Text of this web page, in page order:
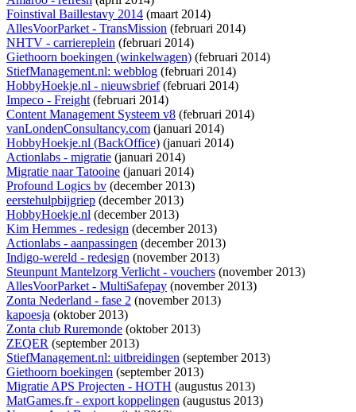
Foinstival Baillestavy 2014 (maart 2014)
AllesVoorParket - TransMission (februari 2014)
NHTV - carriereplein (februari 2014)
Giethoorn boekingen (winkelwagen) (februari 2014)
StiefManagement.nl: webblog (februari 2014)
HobbyHoekje.nl - nieuwsbrief(februari 2014)
Impeco - Freight(februari 2014)
Content Management Systeem v8 (februari 2014)
vanLondenConsultancy.com (januari 2014)
HobbyHoekje.nl (BackOffice) (januari 2014)
Actionlabs - migratie (januari 2014)
Migratie naar Tatooine (januari 2014)
Profound Logics bv (december 2013)
eerstehulpbijgriep (december 2013)
HobbyHoekje.nl (december 2013)
Kim Hemmes - redesign (december 2013)
Actionlabs - aanpassingen (december 2013)
Indigo-wereld - redesign (november 2013)
Steunpunt Mantelzorg Verlicht - vouchers (november 2013)
AllesVoorParket - MultiSafepay (november 2013)
Zonta Nederland - fase 2 (november 2013)
kapoesja (oktober 2013)
Zonta club Ruremonde (oktober 2013)
ZEQER (september 2013)
StiefManagement.nl: uitbreidingen (september 2013)
Giethoorn boekingen (september 2013)
Migratie APS Projecten - HOTH (augustus 2013)
MatGames.fr - export koppelingen (augustus 2013)